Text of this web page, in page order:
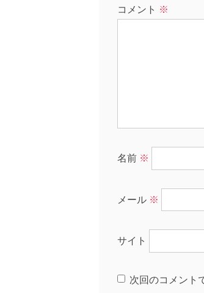
コメント ※
名前 ※
メール ※
サイト
次回のコメント